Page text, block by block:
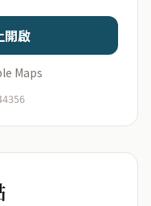
辰
不會儲存於伺服器
開啟
Maps